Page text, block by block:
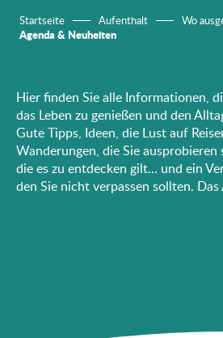
Startseite Aufenthalt Wo
Agenda & Neuheiten
Hier finden Sie alle Informationen,
das Leben zu genießen und den
Gute Tipps, Ideen, die Lust auf
Wanderungen, die Sie
die es zu entdecken gilt… und ein
den Sie nicht verpassen sollten.